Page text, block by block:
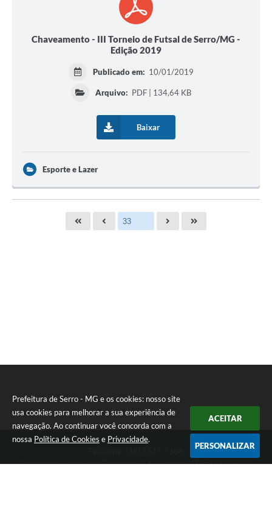
Prefeitura de Serro - MG e os cookies: nosso site
usa cookies para melhorar a sua experiência de
navegação. Ao continuar você concorda com a
nossa Política de Cookies e Privacidade.
ACEITAR
PERSONALIZAR
Chaveamento - III Torneio de Futsal de Serro/MG -
Edição 2019
Publicado em: 10/01/2019
Arquivo: PDF | 134,64 KB
Baixar
Esporte e Lazer
Endereço: Praça João Pinheiro, 154 - Centro | CEP: 39150-000